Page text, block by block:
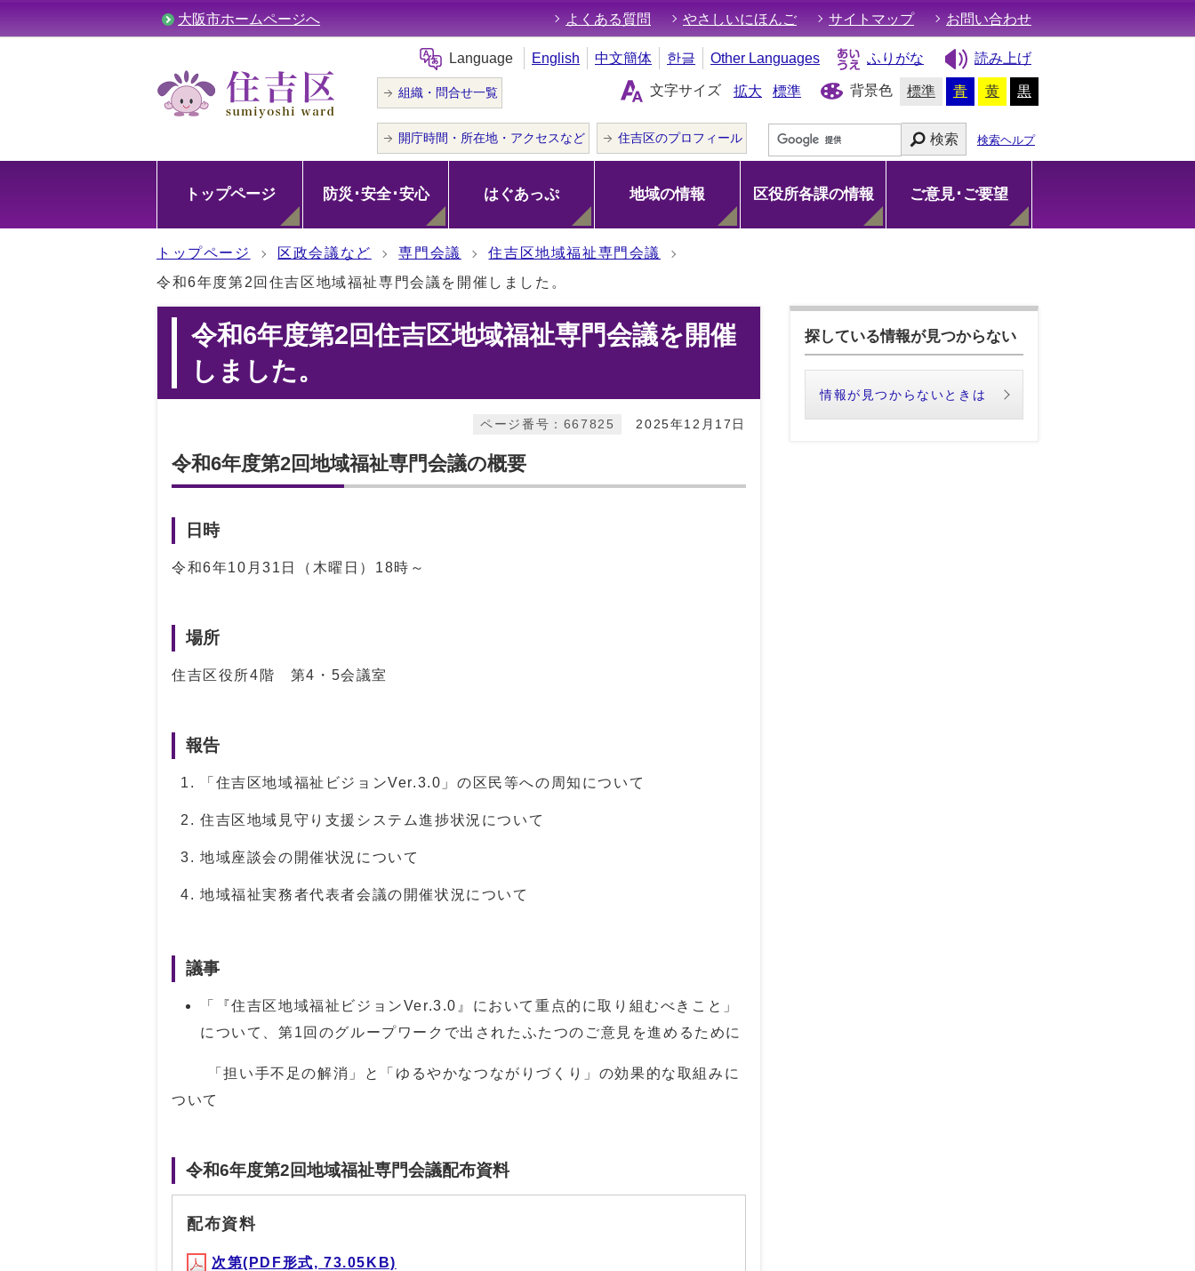
大阪市ホームページへ よくある質問 やさしいにほんご サイトマップ お問い合わせ
Language English 中文簡体 한글 Other Languages ふりがな 読み上げ
組織・問合せ一覧 文字サイズ 拡大 標準 背景色 標準 青 黄 黒
開庁時間・所在地・アクセスなど 住吉区のプロフィール 検索 検索ヘルプ
トップページ 防災･安全･安心 はぐあっぷ 地域の情報 区役所各課の情報 ご意見･ご要望
トップページ 区政会議など 専門会議
住吉区地域福祉専門会議
令和6年度第2回住吉区地域福祉専門会議を開催しました。
令和6年度第2回住吉区地域福祉専門会議を開催
しました。
2025年12月17日
ページ番号：667825
令和6年度第2回地域福祉専門会議の概要
日時
令和6年10月31日（木曜日）18時～
場所
住吉区役所4階 第4・5会議室
報告
「住吉区地域福祉ビジョンVer.3.0」の区民等への周知について
住吉区地域見守り支援システム進捗状況について
地域座談会の開催状況について
地域福祉実務者代表者会議の開催状況について
議事
「『住吉区地域福祉ビジョンVer.3.0』において重点的に取り組むべきこと」
について、第1回のグループワークで出されたふたつのご意見を進めるために
「担い手不足の解消」と「ゆるやかなつながりづくり」の効果的な取組みに
ついて
令和6年度第2回地域福祉専門会議配布資料
配布資料
次第(PDF形式, 73.05KB)
探している情報が見つからない
情報が見つからないときは